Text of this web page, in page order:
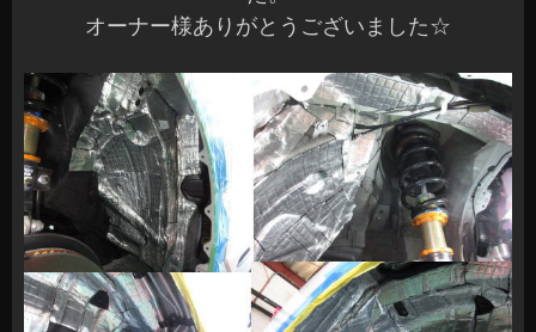
オーナー様ありがとうございました☆